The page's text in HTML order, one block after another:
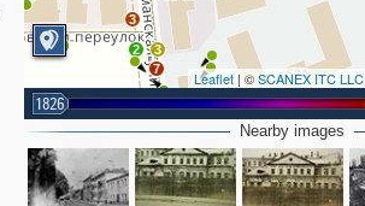
2
5
7
2
3
3
Leaflet | ©SCANEX ITC LLC
1826
Nearby images